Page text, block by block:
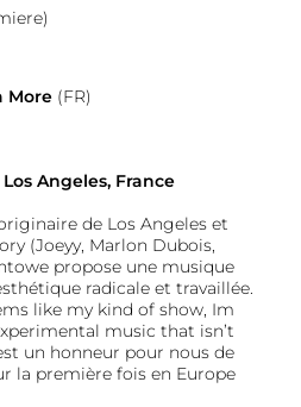
More (FR)
Angeles, France
de Los Angeles et
(Joeyy, Marlon Dubois,
propose une musique
radicale et travaillée.
like my kind of show, Im
music that isn’t
un honneur pour nous de
la première fois en Europe